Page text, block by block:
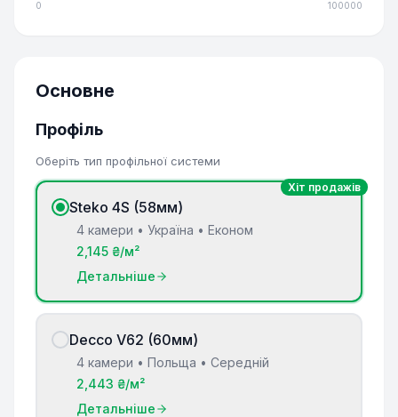
0 100000
Основне
Профіль
Оберіть тип профільної системи
Хіт продажів
Steko 4S (58мм)
4 камери • Україна • Економ
2,145 ₴/м²
Детальніше
Decco V62 (60мм)
4 камери • Польща • Середній
2,443 ₴/м²
Детальніше